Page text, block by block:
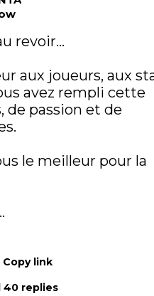
revoir…
aux joueurs, aux
avez rempli cette
de passion et de
le meilleur pour la
Copy link
40 replies